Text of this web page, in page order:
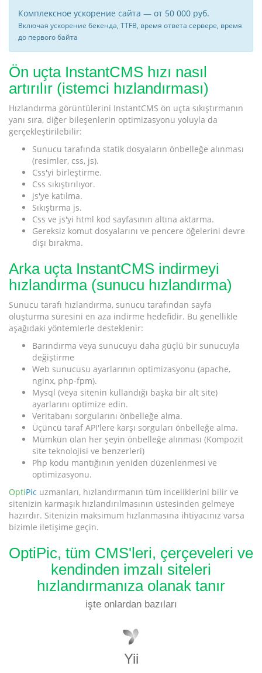
Комплексное ускорение сайта — от 50 000 руб.
Включая ускорение бекенда, TTFB, время ответа сервере, время
до первого байта
Ön uçta InstantCMS hızı nasıl
artırılır (istemci hızlandırması)
Hızlandırma görüntülerini InstantCMS ön uçta sıkıştırmanın
yanı sıra, diğer bileşenlerin optimizasyonu yoluyla da
gerçekleştirilebilir:
Sunucu tarafında statik dosyaların önbelleğe alınması
(resimler, css, js).
Css'yi birleştirme.
Css sıkıştırılıyor.
js'ye katılma.
Sıkıştırma js.
Css ve js'yi html kod sayfasının altına aktarma.
Gereksiz komut dosyalarını ve pencere öğelerini devre
dışı bırakma.
Arka uçta InstantCMS indirmeyi
hızlandırma (sunucu hızlandırma)
Sunucu tarafı hızlandırma, sunucu tarafından sayfa
oluşturma süresini en aza indirme hedefidir. Bu genellikle
aşağıdaki yöntemlerle desteklenir:
Barındırma veya sunucuyu daha güçlü bir sunucuyla
değiştirme
Web sunucusu ayarlarının optimizasyonu (apache,
nginx, php-fpm).
Mysql (veya sitenin kullandığı başka bir alt site)
ayarlarını optimize edin.
Veritabanı sorgularını önbelleğe alma.
Üçüncü taraf API'lere karşı sorguları önbelleğe alma.
Mümkün olan her şeyin önbelleğe alınması (Kompozit
site teknolojisi ve benzerleri)
Php kodu mantığının yeniden düzenlenmesi ve
optimizasyonu.
OptiPic uzmanları, hızlandırmanın tüm inceliklerini bilir ve
sitenizin karmaşık hızlandırılmasının üstesinden gelmeye
hazırdır. Sitenizin maksimum hızlanmasına ihtiyacınız varsa
bizimle iletişime geçin.
OptiPic, tüm CMS'leri, çerçeveleri ve
kendinden imzalı siteleri
hızlandırmanıza olanak tanır
işte onlardan bazıları
Yii